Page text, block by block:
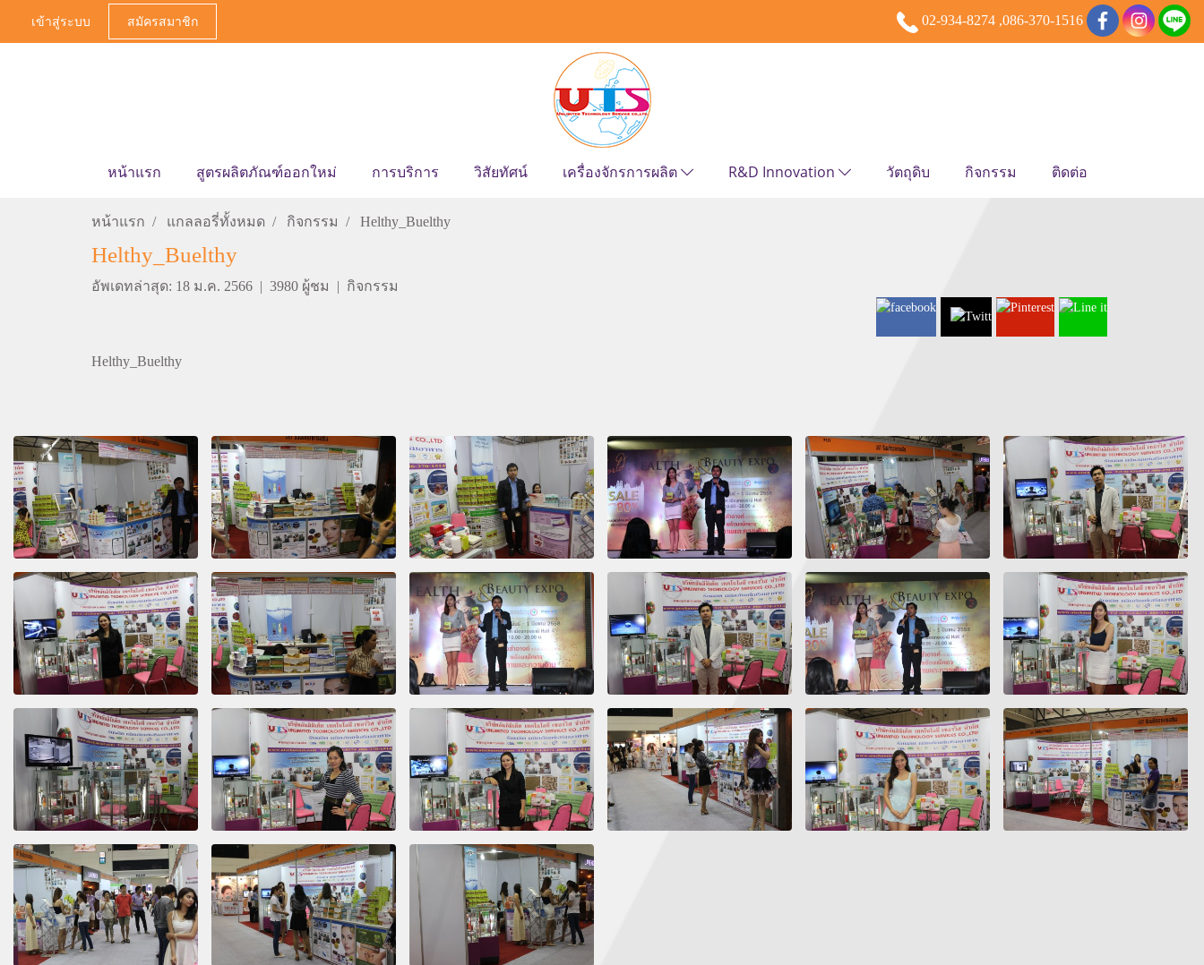
เข้าสู่ระบบ สมัครสมาชิก 02-934-8274 ,086-370-1516
หน้าแรก สูตรผลิตภัณฑ์ออกใหม่ การบริการ วิสัยทัศน์ เครื่องจักรการผลิต R&D Innovation วัตถุดิบ กิจกรรม ติดต่อ
หน้าแรก แกลลอรี่ทั้งหมด กิจกรรม Helthy_Buelthy
Helthy_Buelthy
อัพเดทล่าสุด: 18 ม.ค. 2566 | 3980 ผู้ชม | กิจกรรม
Helthy_Buelthy